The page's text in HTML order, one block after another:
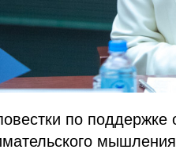
по поддержке